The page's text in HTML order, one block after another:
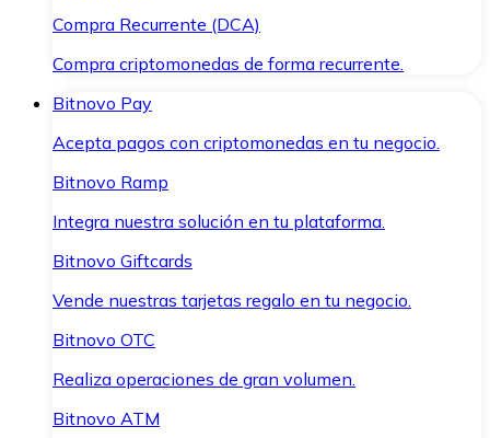
Compra Recurrente (DCA)
Compra criptomonedas de forma recurrente.
Bitnovo Pay
Acepta pagos con criptomonedas en tu negocio.
Bitnovo Ramp
Integra nuestra solución en tu plataforma.
Bitnovo Giftcards
Vende nuestras tarjetas regalo en tu negocio.
Bitnovo OTC
Realiza operaciones de gran volumen.
Bitnovo ATM